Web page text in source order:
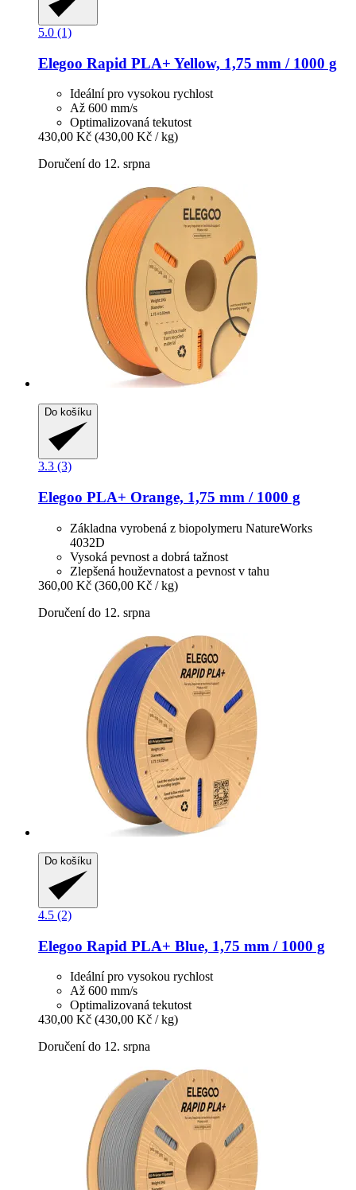
5.0 (1)
Elegoo Rapid PLA+ Yellow, 1,75 mm / 1000 g
Ideální pro vysokou rychlost
Až 600 mm/s
Optimalizovaná tekutost
430,00 Kč (430,00 Kč / kg)
Doručení do 12. srpna
Do košíku
3.3 (3)
Elegoo PLA+ Orange, 1,75 mm / 1000 g
Základna vyrobená z biopolymeru NatureWorks
4032D
Vysoká pevnost a dobrá tažnost
Zlepšená houževnatost a pevnost v tahu
360,00 Kč (360,00 Kč / kg)
Doručení do 12. srpna
Do košíku
4.5 (2)
Elegoo Rapid PLA+ Blue, 1,75 mm / 1000 g
Ideální pro vysokou rychlost
Až 600 mm/s
Optimalizovaná tekutost
430,00 Kč (430,00 Kč / kg)
Doručení do 12. srpna